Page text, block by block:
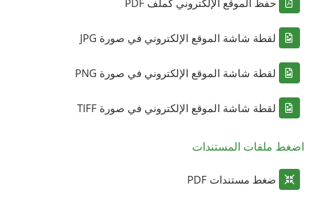
حفظ الموقع الإلكتروني كملف PDF
لقطة شاشة الموقع الإلكتروني في صورة JPG
لقطة شاشة الموقع الإلكتروني في صورة PNG
لقطة شاشة الموقع الإلكتروني في صورة TIFF
اضغط ملفات المستندات
ضغط مستندات PDF